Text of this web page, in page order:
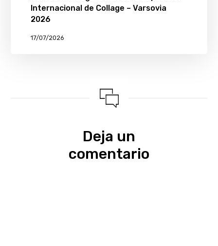
Internacional de Collage – Varsovia
2026
17/07/2026
Deja un
comentario